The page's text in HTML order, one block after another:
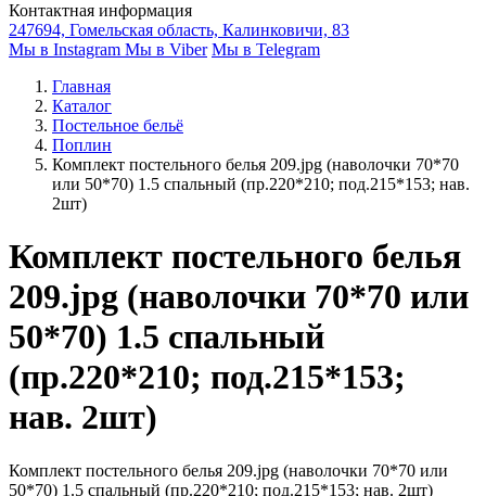
Контактная информация
247694, Гомельская область, Калинковичи, 83
Мы в Instagram Мы в Viber Мы в Telegram
Главная
Каталог
Постельное бельё
Поплин
Комплект постельного белья 209.jpg (наволочки 70*70
или 50*70) 1.5 спальный (пр.220*210; под.215*153; нав.
2шт)
Комплект постельного белья
209.jpg (наволочки 70*70 или
50*70) 1.5 спальный
(пр.220*210; под.215*153;
нав. 2шт)
Комплект постельного белья 209.jpg (наволочки 70*70 или
50*70) 1.5 спальный (пр.220*210; под.215*153; нав. 2шт)